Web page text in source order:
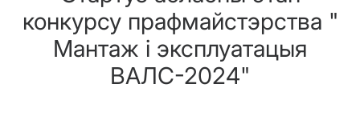
конкурсу прафмайстэрства "
Мантаж і эксплуатацыя
ВАЛС-2024"